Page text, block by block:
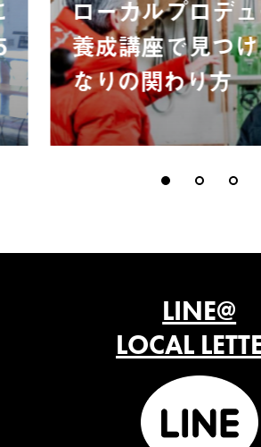
ローカルプロデ
養成講座で見つ
なりの関わり方
LINE@
LOCAL